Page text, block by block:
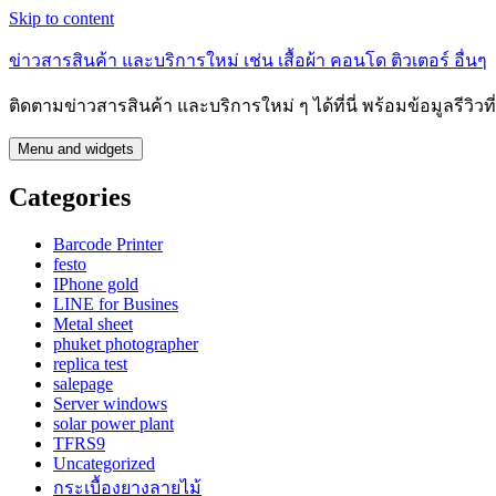
Skip to content
ข่าวสารสินค้า และบริการใหม่ เช่น เสื้อผ้า คอนโด ติวเตอร์ อื่นๆ
ติดตามข่าวสารสินค้า และบริการใหม่ ๆ ได้ที่นี่ พร้อมข้อมูลรีวิว
Menu and widgets
Categories
Barcode Printer
festo
IPhone gold
LINE for Busines
Metal sheet
phuket photographer
replica test
salepage
Server windows
solar power plant
TFRS9
Uncategorized
กระเบื้องยางลายไม้